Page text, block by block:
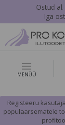
Ostud
Iga
MENÜÜ
Registeeru
populaarsematele